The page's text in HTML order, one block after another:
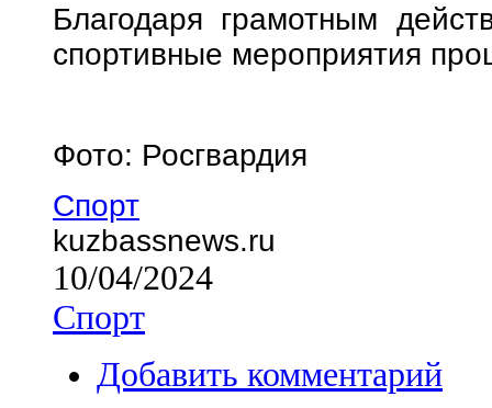
Благодаря грамотным
спортивные мероприятия
Фото: Росгвардия
Спорт
kuzbassnews.ru
10/04/2024
Спорт
Добавить комментарий